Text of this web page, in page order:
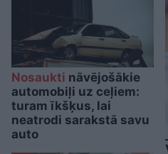
Nosaukti nāvējošākie
automobiļi uz ceļiem:
turam īkšķus, lai
neatrodi sarakstā savu
auto